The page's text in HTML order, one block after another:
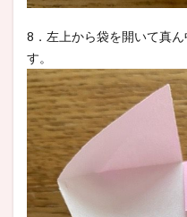
8．左上から袋を開いて真
す。